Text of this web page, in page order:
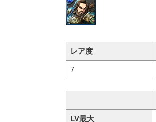
レア度
7
LV最大